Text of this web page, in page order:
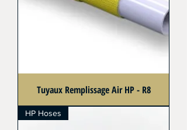
Tuyaux Remplissage Air HP - R8
HP Hoses